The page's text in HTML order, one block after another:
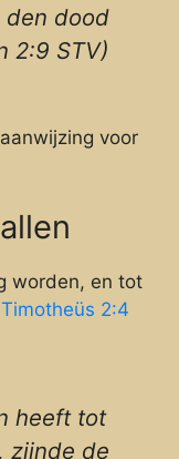
den dood
2:9 STV)
aanwijzing voor
worden, en tot
Timotheüs 2:4
heeft tot
zijnde de